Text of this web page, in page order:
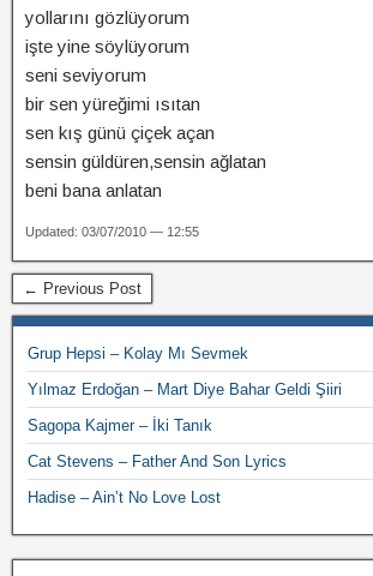
yollarını gözlüyorum
işte yine söylüyorum
seni seviyorum
bir sen yüreğimi ısıtan
sen kış günü çiçek açan
sensin güldüren,sensin ağlatan
beni bana anlatan
Updated: 03/07/2010 — 12:55
← Previous Post
Grup Hepsi – Kolay Mı Sevmek
Yılmaz Erdoğan – Mart Diye Bahar Geldi Şiiri
Sagopa Kajmer – İki Tanık
Cat Stevens – Father And Son Lyrics
Hadise – Ain’t No Love Lost